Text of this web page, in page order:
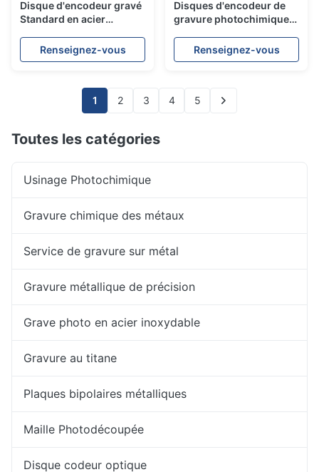
Disque d'encodeur gravé
Standard en acier
disque d'encodeur de
gravure photo chimique
Renseignez-vous
Disques d'encodeur de
gravure photochimique
mesureRenseignez-vous
1 2 3 4 5
Toutes les catégories
Usinage Photochimique
Gravure chimique des métaux
Service de gravure sur métal
Gravure métallique de précision
Grave photo en acier inoxydable
Gravure au titane
Plaques bipolaires métalliques
Maille Photodécoupée
Disque codeur optique